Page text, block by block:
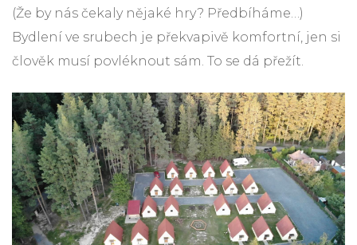
(Že by nás čekaly nějaké hry? Předbíháme…)
Bydlení ve srubech je překvapivě komfortní, jen si
člověk musí povléknout sám. To se dá přežít.